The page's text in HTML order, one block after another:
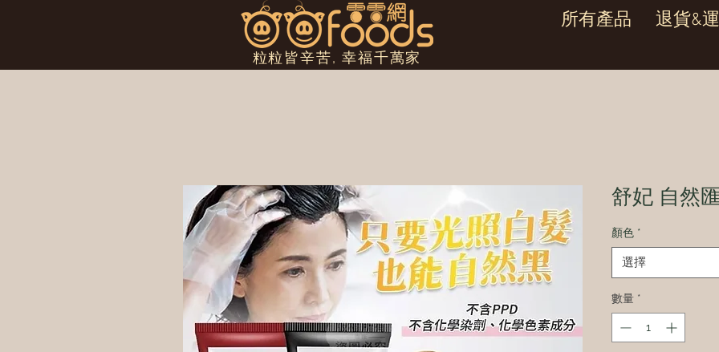
粒粒皆辛苦, 幸福千萬家
所有產品 退貨&
舒妃 自然
顏色 *
選擇
數量 *